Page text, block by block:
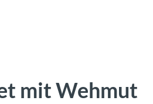
mit Wehmut